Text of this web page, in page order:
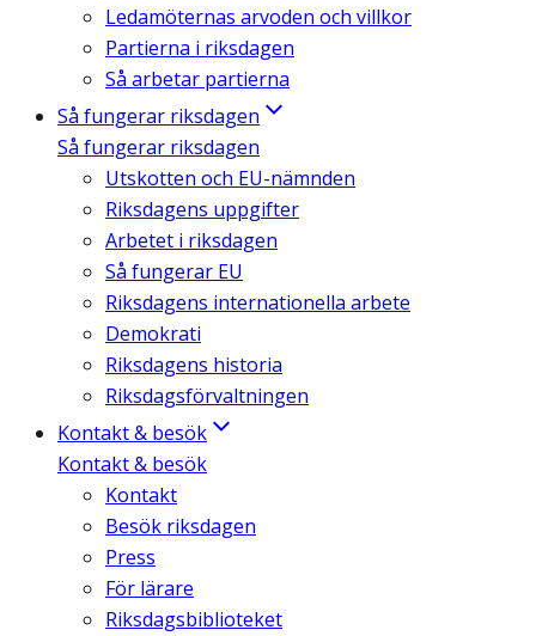
Ledamöternas arvoden och villkor
Partierna i riksdagen
Så arbetar partierna
Så fungerar riksdagen
Så fungerar riksdagen
Utskotten och EU-nämnden
Riksdagens uppgifter
Arbetet i riksdagen
Så fungerar EU
Riksdagens internationella arbete
Demokrati
Riksdagens historia
Riksdagsförvaltningen
Kontakt & besök
Kontakt & besök
Kontakt
Besök riksdagen
Press
För lärare
Riksdagsbiblioteket